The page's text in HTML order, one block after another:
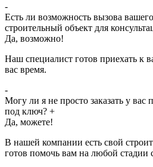
-
Есть ли возможность вызова
строительный объект для
Да, возможно!
Наш специалист готов приехать к
вас время.
-
Могу ли я не просто заказать у вас
под ключ? +
Да, можете!
В нашей компании есть свой
готов помочь вам на любой стадии